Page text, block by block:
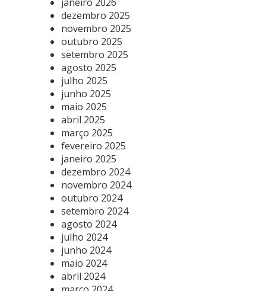
dezembro 2025
novembro 2025
outubro 2025
setembro 2025
agosto 2025
julho 2025
junho 2025
maio 2025
abril 2025
março 2025
fevereiro 2025
janeiro 2025
dezembro 2024
novembro 2024
outubro 2024
setembro 2024
agosto 2024
julho 2024
junho 2024
maio 2024
abril 2024